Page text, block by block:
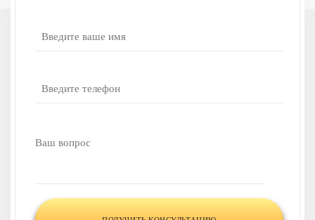
У вас есть вопросы
консультация?
проконсультируют по всем